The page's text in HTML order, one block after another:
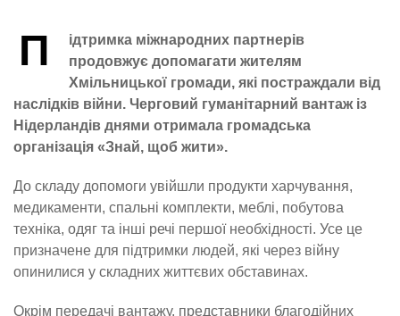
П
ідтримка міжнародних партнерів
продовжує допомагати жителям
Хмільницької громади, які постраждали від
наслідків війни. Черговий гуманітарний вантаж із
Нідерландів днями отримала громадська
організація «Знай, щоб жити».
До складу допомоги увійшли продукти харчування,
медикаменти, спальні комплекти, меблі, побутова
техніка, одяг та інші речі першої необхідності. Усе це
призначене для підтримки людей, які через війну
опинилися у складних життєвих обставинах.
Окрім передачі вантажу, представники благодійних